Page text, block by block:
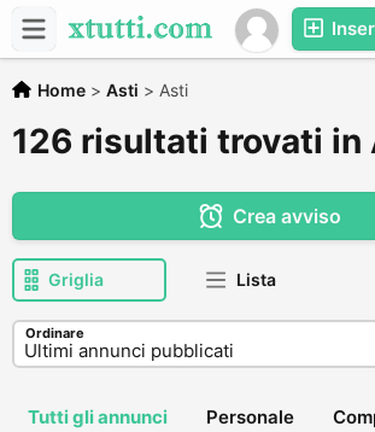
Home > Asti > Asti
126 risultati trovati in
Crea avviso
Griglia Lista
Ordinare
Tutti gli annunci Personale